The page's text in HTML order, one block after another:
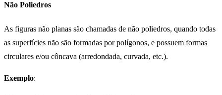
Não Poliedros
As figuras não planas são chamadas de não poliedros, quando todas
as superfícies não são formadas por polígonos, e possuem formas
circulares e/ou côncava (arredondada, curvada, etc.).
Exemplo: